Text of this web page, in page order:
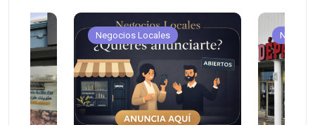
Negocios Locales